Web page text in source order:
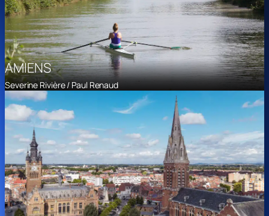
AMIENS
Severine Rivière / Paul Renaud